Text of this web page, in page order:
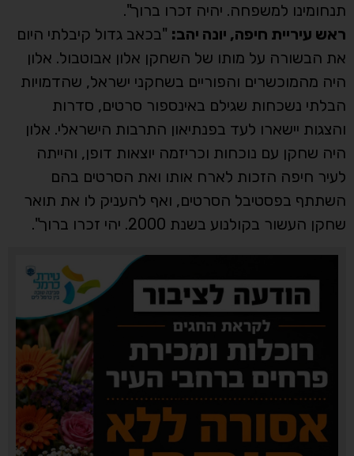
תנחומינו למשפחה. יהיה זכרו ברוך".
ראש עיריית חיפה, יונה יהב: "בכאב גדול קיבלתי היום
את הבשורה על מותו של השחקן אלון אבוטבול. אלון
היה מהמוכשרים והפוריים בשחקני ישראל, שהדמויות
הבלתי נשכחות שגילם באינספור סרטים, סדרות
והצגות יישארו לעד בפנתיאון התרבות הישראלי. אלון
היה שחקן עם נוכחות וכריזמה יוצאות דופן, והייתה
לעיר חיפה הזכות לארח אותו ואת הסרטים בהם
השתתף בפסטיבל הסרטים, ואף להעניק לו את תואר
שחקן העשור בקולנוע בשנת 2000. יהי זכרו ברוך".